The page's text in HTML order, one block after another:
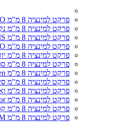
פרקט למינציה 8 מ"מ SWISS KRONO
פרקט למינציה 8 מ"מ נקסט סטפ
פרקט למינציה 8 מ"מ GENESIS
פרקט למינציה 8 מ"מ SWISS KRONO רחב
פרקט למינציה 8 מ"מ יורוהום
פרקט למינציה 8 מ"מ סופר נטורל
פרקט למינציה 8 מ"מ Classen
פרקט למינציה 8 מ"מ סינכרום
פרקט למינציה 8 מ"מ ואריו
פרקט למינציה 8 מ"מ art floor
פרקט למינציה 8 מ"מ קסטלו
פרקט למינציה 8 מ"מ MGM